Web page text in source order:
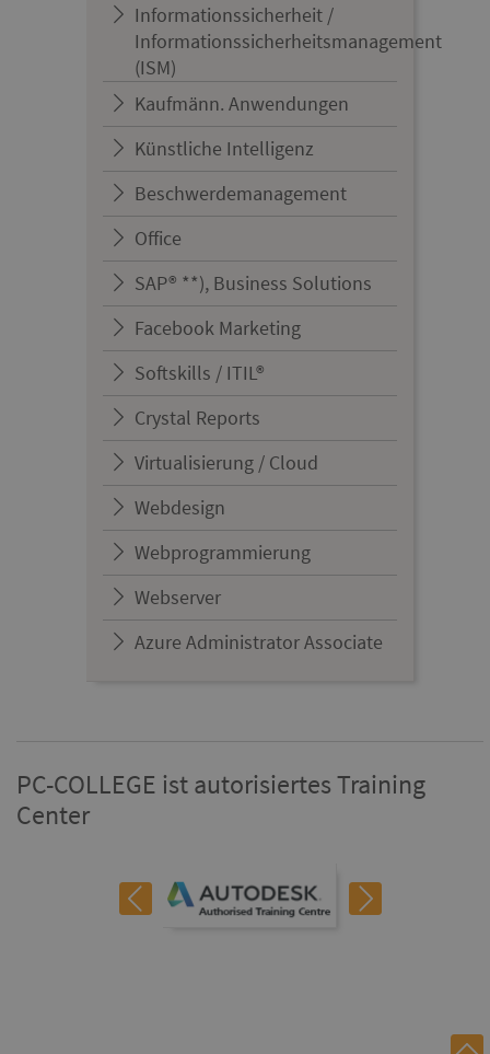
Informationssicherheit /
Informationssicherheitsmanagement
(ISM)
Kaufmänn. Anwendungen
Künstliche Intelligenz
Beschwerdemanagement
Office
SAP® **), Business Solutions
Facebook Marketing
Softskills / ITIL®
Crystal Reports
Virtualisierung / Cloud
Webdesign
Webprogrammierung
Webserver
Azure Administrator Associate
PC-COLLEGE ist autorisiertes Training
Center